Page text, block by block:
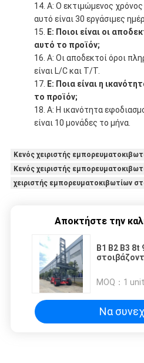
Α: Ο εκτιμώμενος
αυτό είναι 30 εργάσιμες
Ε: Ποιοι είναι οι
αυτό το προϊόν;
Α: Οι αποδεκτοί όροι
είναι L/C και T/T.
Ε: Ποια είναι η
το προϊόν;
Α: Η ικανότητα
είναι 10 μονάδες το μήνα.
Κενός χειριστής
Κενός χειριστής
χειριστής εμπορευματοκιβωτίων
Αποκτήστε την
Β1 Β2 Β3
MOQ： 1 unit
Να